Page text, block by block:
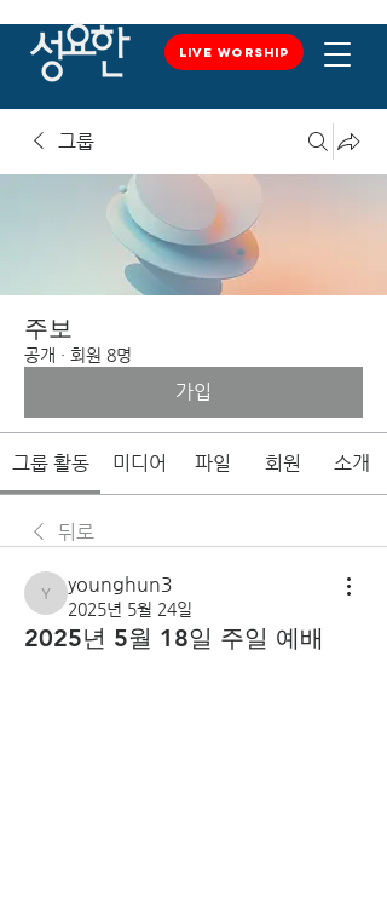
LIVE WORSHIP
LIVE WORSHIP
그룹
주보
공개 · 회원 8명
가입
그룹 활동 미디어 파일 회원 소개
뒤로
younghun3
younghun3
2025년 5월 24일
2025년 5월 18일 주일 예배